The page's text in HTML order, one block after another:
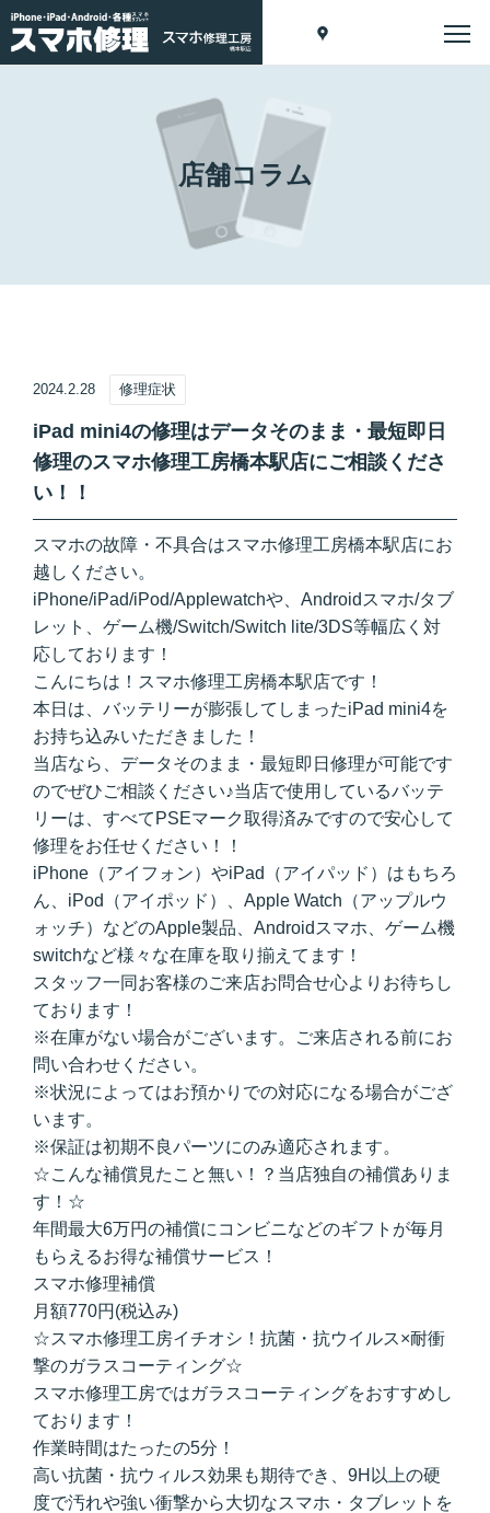
店舗コラム
2024.2.28 修理症状
iPad mini4の修理はデータそのまま・最短即日
修理のスマホ修理工房橋本駅店にご相談くださ
い！！
スマホの故障・不具合はスマホ修理工房橋本駅店にお
越しください。
iPhone/iPad/iPod/Applewatchや、Androidスマホ/タブ
レット、ゲーム機/Switch/Switch lite/3DS等幅広く対
応しております！
こんにちは！スマホ修理工房橋本駅店です！
本日は、バッテリーが膨張してしまったiPad mini4を
お持ち込みいただきました！
当店なら、データそのまま・最短即日修理が可能です
のでぜひご相談ください♪当店で使用しているバッテ
リーは、すべてPSEマーク取得済みですので安心して
修理をお任せください！！
iPhone（アイフォン）やiPad（アイパッド）はもちろ
ん、iPod（アイポッド）、Apple Watch（アップルウ
ォッチ）などのApple製品、Androidスマホ、ゲーム機
switchなど様々な在庫を取り揃えてます！
スタッフ一同お客様のご来店お問合せ心よりお待ちし
ております！
※在庫がない場合がございます。ご来店される前にお
問い合わせください。
※状況によってはお預かりでの対応になる場合がござ
います。
※保証は初期不良パーツにのみ適応されます。
☆こんな補償見たこと無い！？当店独自の補償ありま
す！☆
年間最大6万円の補償にコンビニなどのギフトが毎月
もらえるお得な補償サービス！
スマホ修理補償
月額770円(税込み)
☆スマホ修理工房イチオシ！抗菌・抗ウイルス×耐衝
撃のガラスコーティング☆
スマホ修理工房ではガラスコーティングをおすすめし
ております！
作業時間はたったの5分！
高い抗菌・抗ウィルス効果も期待でき、9H以上の硬
度で汚れや強い衝撃から大切なスマホ・タブレットを